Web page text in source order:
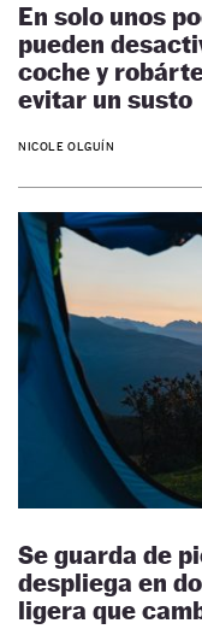
En solo unos
pueden
coche y
evitar un susto
NICOLE OLGUÍN
Se guarda de
despliega en
ligera que